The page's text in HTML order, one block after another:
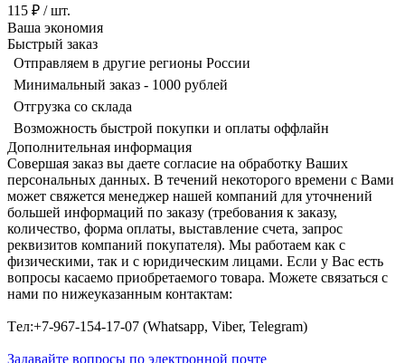
115 ₽ / шт.
Ваша экономия
Быстрый заказ
Отправляем в другие регионы России
Минимальный заказ - 1000 рублей
Отгрузка со склада
Возможность быстрой покупки и оплаты оффлайн
Дополнительная информация
Совершая заказ вы даете согласие на обработку Ваших
персональных данных. В течений некоторого времени с Вами
может свяжется менеджер нашей компаний для уточнений
большей информаций по заказу (требования к заказу,
количество, форма оплаты, выставление счета, запрос
реквизитов компаний покупателя). Мы работаем как с
физическими, так и с юридическим лицами. Если у Вас есть
вопросы касаемо приобретаемого товара. Можете связаться с
нами по нижеуказанным контактам:
Tел:+7-967-154-17-07 (Whatsapp, Viber, Telegram)
Задавайте вопросы по электронной почте